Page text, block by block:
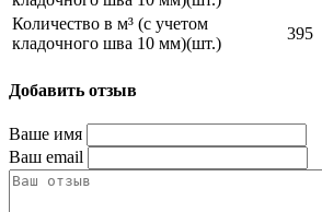
Количество в м³ (с учетом
кладочного шва 10 мм)(шт.)
395
Добавить отзыв
Ваше имя
Ваш email